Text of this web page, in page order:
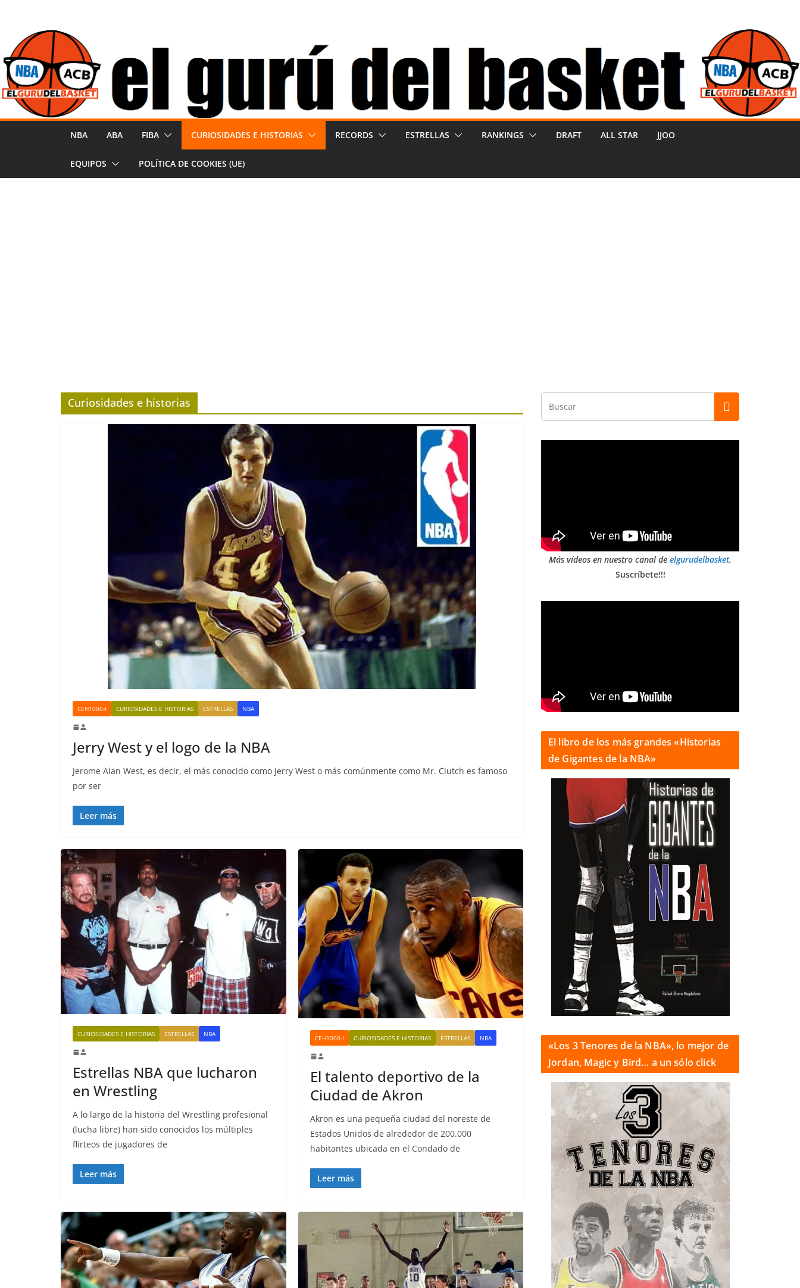
contenido
NBA ABA FIBA CURIOSIDADES E HISTORIAS RECORDS ESTRELLAS RANKINGS DRAFT ALL STAR JJOO
EQUIPOS POLÍTICA DE COOKIES (UE)
Curiosidades e historias
CEH1000-I CURIOSIDADES E HISTORIAS ESTRELLAS NBA
Jerry West y el logo de la NBA
Jerome Alan West, es decir, el más conocido como Jerry West o más comúnmente como Mr. Clutch es famoso
por ser
Leer más
CURIOSIDADES E HISTORIAS ESTRELLAS NBA
Estrellas NBA que lucharon
en Wrestling
A lo largo de la historia del Wrestling profesional
(lucha libre) han sido conocidos los múltiples
flirteos de jugadores de
Leer más
CEH1000-I CURIOSIDADES E HISTORIAS ESTRELLAS NBA
El talento deportivo de la
Ciudad de Akron
Akron es una pequeña ciudad del noreste de
Estados Unidos de alrededor de 200.000
habitantes ubicada en el Condado de
Leer más
Más vídeos en nuestro canal de elgurudelbasket.
Suscríbete!!!
El libro de los más grandes «Historias
de Gigantes de la NBA»
«Los 3 Tenores de la NBA», lo mejor de
Jordan, Magic y Bird… a un sólo click